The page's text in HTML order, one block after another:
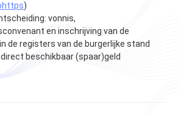
)
vonnis,
en inschrijving van de
de registers van de burgerlijke stand
beschikbaar (spaar)geld